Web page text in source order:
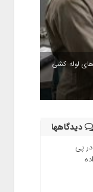
لوله کشی
دیدگاهها
پی